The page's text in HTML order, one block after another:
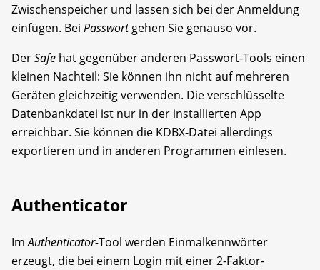
Zwischenspeicher und lassen sich bei der Anmeldung
einfügen. Bei Passwortgehen Sie genauso vor.
DerSafe hat gegenüber anderen Passwort-Tools einen
kleinen Nachteil: Sie können ihn nicht auf mehreren
Geräten gleichzeitig verwenden. Die verschlüsselte
Datenbankdatei ist nur in der installierten App
erreichbar. Sie können die KDBX-Datei allerdings
exportieren und in anderen Programmen einlesen.
Authenticator
ImAuthenticator-Tool werden Einmalkennwörter
erzeugt, die bei einem Login mit einer 2-Faktor-